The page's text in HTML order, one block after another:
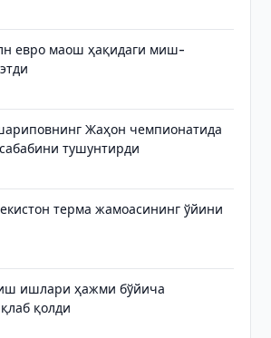
евро маош ҳақидаги миш-
Жаҳон чемпионатида
тушунтирди
терма жамоасининг ўйини
ишлари ҳажми бўйича
қолди